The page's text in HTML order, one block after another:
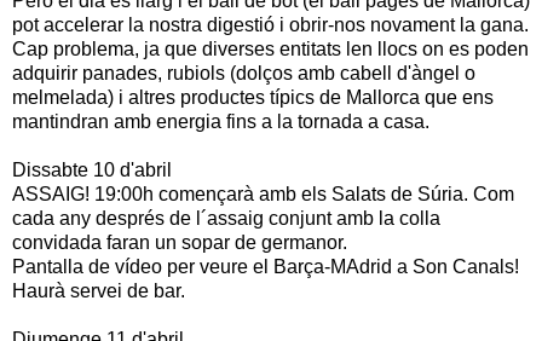
pot accelerar la nostra digestió i obrir-nos novament la gana.
Cap problema, ja que diverses entitats len llocs on es poden
adquirir panades, rubiols (dolços amb cabell d'àngel o
melmelada) i altres productes típics de Mallorca que ens
mantindran amb energia fins a la tornada a casa.
Dissabte 10 d'abril
ASSAIG! 19:00h començarà amb els Salats de Súria. Com
cada any després de l´assaig conjunt amb la colla
convidada faran un sopar de germanor.
Pantalla de vídeo per veure el Barça-MAdrid a Son Canals!
Haurà servei de bar.